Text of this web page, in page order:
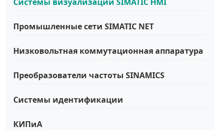
Промышленные сети SIMATIC NET
Низковольтная коммутационная аппаратура
Преобразователи частоты SINAMICS
Системы идентификации
КИПиА